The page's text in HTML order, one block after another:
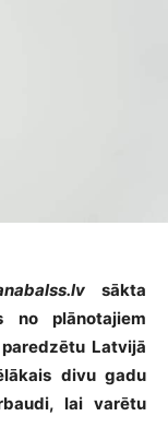
sākta
no plānotajiem
Latvijā
divu gadu
lai varētu